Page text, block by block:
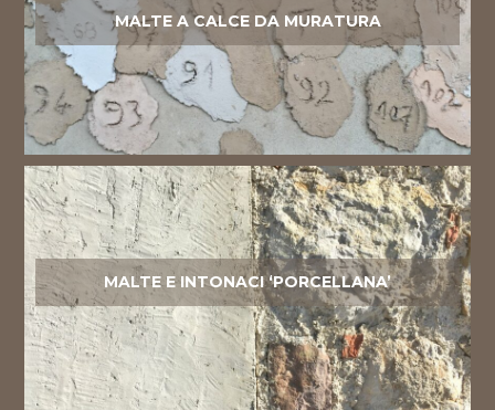
MALTE A CALCE DA MURATURA
MALTE E INTONACI ‘PORCELLANA’